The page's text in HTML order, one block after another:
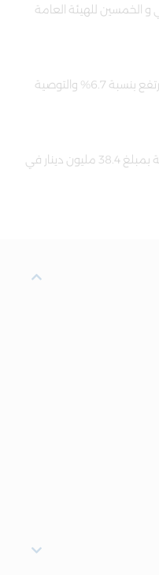
و الخمسين للهيئة العامة
أرباح مجموعة بنك الإسكان لعام 2024 ترتفع بنسبة 6.7% والتوصية
مجموعة بنك الإسكان تحقق أرباحاً صافية بمبلغ 38.4 مليون دينار في